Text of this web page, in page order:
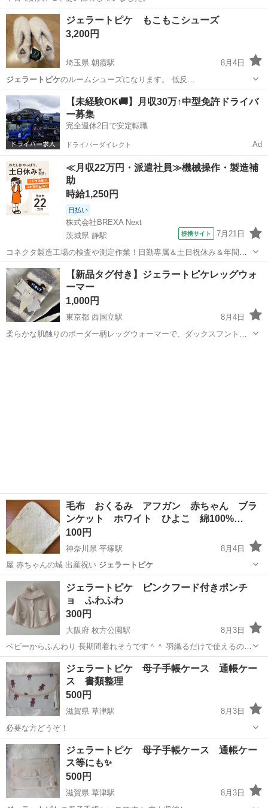
香川 高松市 空港通り駅 産後用品
ジェラートピケ もこもこシューズ
3,200円
埼玉県 朝霞駅
8月4日
ジェラートピケのルームシューズになります。 低反…
埼玉 朝霞市 朝霞駅 靴 ジェラートピケ
【未経験OK🚚】月収30万↑中型免許ドライバ
ー募集
完全週休2日で安定転職
ドライバーダイレクト Ad
≪月収22万円・派遣社員≫機械操作・製造補
助
時給1,250円
日払い
株式会社BREXA Next
茨城県 静駅
提携サイト 7月21日
コネクタ製造工場の検査や測定作業！日勤専属＆土日祝休み＆年間休
日128日★クリーンルーム内作業★マイカー通勤OK＆無料駐車場あり
★就業先食堂利用可！日払い制度あり！《茨城県常陸大宮市》 人気の
工場のお仕事 ◇コネクタ製造工...
茨城 常陸大宮市 静駅 その他
【新品タグ付き】ジェラートピケレッグウォ
ーマー
1,000円
東京都 西国立駅
8月4日
柔らかな肌触りのボーダー柄レッグウォーマーで、ダックスフントの
毛布 おくるみ アフガン 赤ちゃん ブラ
ンケット ホワイト ひよこ 綿100%…
100円
神奈川県 平塚駅
8月4日
屋 赤ちゃんの城 出産祝い ジェラートピケ
神奈川 平塚市 ベビー用品
ジェラートピケ ピンクフード付きポンチ
ョ ふわふわ
300円
大阪府 枚方公園駅
8月3日
ベビーからふんわり 長期間着れそうです＾＾ 羽織るだけで使えるので
⚪︎ベビーカー ⚪︎車移動 ⚪︎ちょっとしたお出かけにとても便利です。 使
用感はありますが、 目立つ汚れや破れはありません。 自宅保管・中古
品に ご理解...
大阪 枚方市 枚方公園駅 ベビー用品
ジェラートピケ 母子手帳ケース 通帳ケー
ス 書類整理
500円
滋賀県 草津駅
8月3日
必要な方どうぞ！
滋賀 草津市 バッグ 母子手帳
ジェラートピケ 母子手帳ケース 通帳ケー
ス等にも✨
500円
滋賀県 草津駅
8月3日